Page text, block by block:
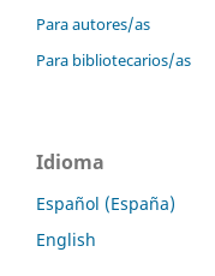
Para autores/as
Para bibliotecarios/as
Idioma
Español (España)
English